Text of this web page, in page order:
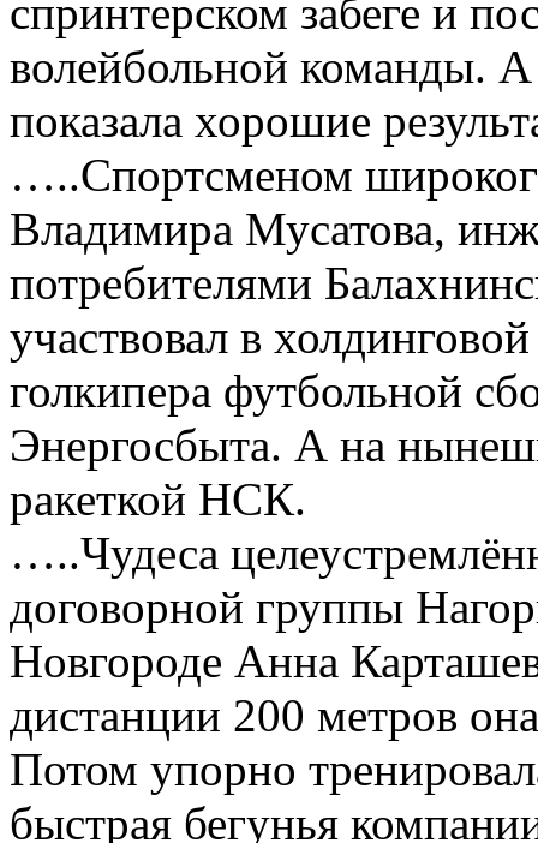
спринтерском забеге и
волейбольной команды.
показала хорошие
…..Спортсменом
Владимира Мусатова,
потребителями
участвовал в
голкипера футбольной
Энергосбыта. А на
ракеткой НСК.
…..Чудеса
договорной группы
Новгороде Анна
дистанции 200 метров
Потом упорно
быстрая бегунья